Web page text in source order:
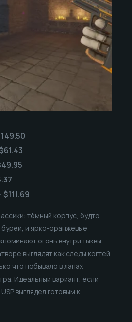
тёмный корпус, будто
и ярко-оранжевые
огонь внутри тыквы.
выглядят как следы когтей
что побывало в лапах
Идеальный вариант, если
выглядел готовым к